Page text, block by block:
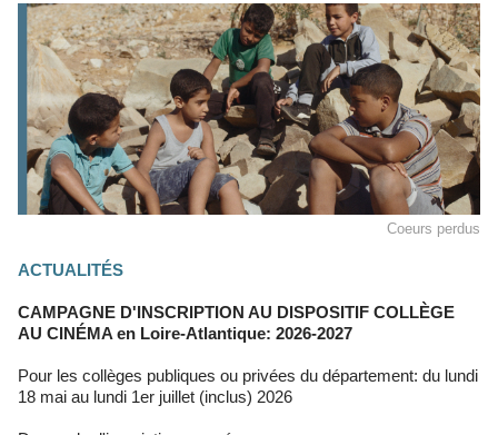
Coeurs perdus
ACTUALITÉS
CAMPAGNE D'INSCRIPTION AU DISPOSITIF COLLÈGE
AU CINÉMA en Loire-Atlantique: 2026-2027
Pour les collèges publiques ou privées du département: du lundi
18 mai au lundi 1er juillet (inclus) 2026